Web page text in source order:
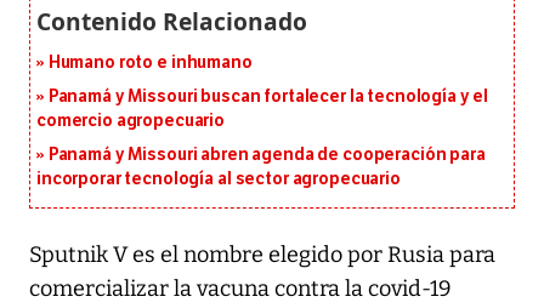
Humano roto e inhumano
Panamá y Missouri buscan fortalecer la tecnología y el
comercio agropecuario
Panamá y Missouri abren agenda de cooperación para
incorporar tecnología al sector agropecuario
Sputnik V es el nombre elegido por Rusia para
comercializar la vacuna contra la covid-19